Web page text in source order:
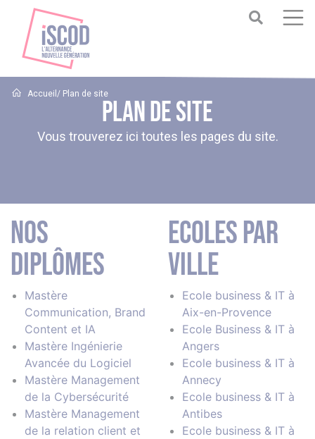
Accueil/ Plan de site
Plan de site
Vous trouverez ici toutes les pages du site.
Nos
diplômes
Mastère
Communication, Brand
Content et IA
Mastère Ingénierie
Avancée du Logiciel
Mastère Management
de la Cybersécurité
Mastère Management
de la relation client et
Ecoles par
ville
Ecole business & IT à
Aix-en-Provence
Ecole Business & IT à
Angers
Ecole business & IT à
Annecy
Ecole business & IT à
Antibes
Ecole business & IT à